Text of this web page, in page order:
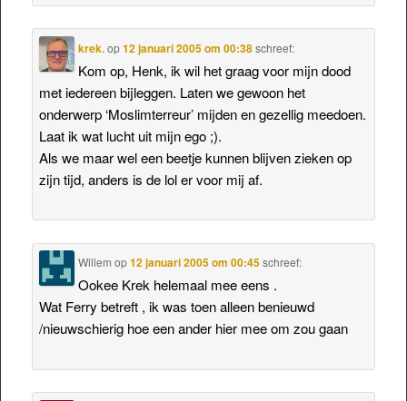
krek.op12 januari 2005 om 00:38 schreef:
Kom op, Henk, ik wil het graag voor mijn dood
met iedereen bijleggen. Laten we gewoon het
onderwerp ‘Moslimterreur’ mijden en gezellig meedoen.
Laat ik wat lucht uit mijn ego ;).
Als we maar wel een beetje kunnen blijven zieken op
zijn tijd, anders is de lol er voor mij af.
Willem op12 januari 2005 om 00:45 schreef:
Ookee Krek helemaal mee eens .
Wat Ferry betreft , ik was toen alleen benieuwd
/nieuwschierig hoe een ander hier mee om zou gaan